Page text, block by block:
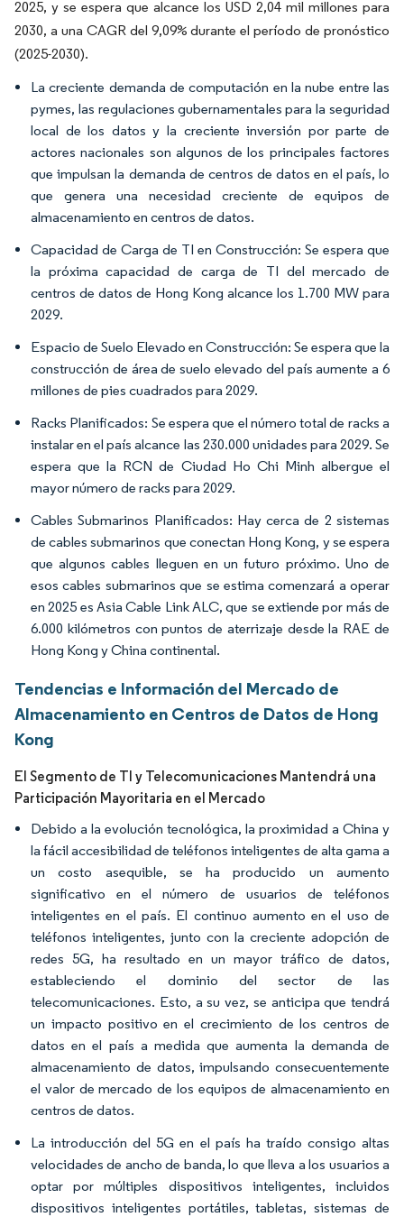
2025, y se espera que alcance los USD 2,04 mil millones para
2030, a una CAGR del 9,09% durante el período de pronóstico
(2025-2030).
La creciente demanda de computación en la nube entre las
pymes, las regulaciones gubernamentales para la seguridad
local de los datos y la creciente inversión por parte de
actores nacionales son algunos de los principales factores
que impulsan la demanda de centros de datos en el país, lo
que genera una necesidad creciente de equipos de
almacenamiento en centros de datos.
Capacidad de Carga de TI en Construcción: Se espera que
la próxima capacidad de carga de TI del mercado de
centros de datos de Hong Kong alcance los 1.700 MW para
2029.
Espacio de Suelo Elevado en Construcción: Se espera que la
construcción de área de suelo elevado del país aumente a 6
millones de pies cuadrados para 2029.
Racks Planificados: Se espera que el número total de racks a
instalar en el país alcance las 230.000 unidades para 2029. Se
espera que la RCN de Ciudad Ho Chi Minh albergue el
mayor número de racks para 2029.
Cables Submarinos Planificados: Hay cerca de 2 sistemas
de cables submarinos que conectan Hong Kong, y se espera
que algunos cables lleguen en un futuro próximo. Uno de
esos cables submarinos que se estima comenzará a operar
en 2025 es Asia Cable Link ALC, que se extiende por más de
6.000 kilómetros con puntos de aterrizaje desde la RAE de
Hong Kong y China continental.
Tendencias e Información del Mercado de
Almacenamiento en Centros de Datos de Hong
Kong
El Segmento de TI y Telecomunicaciones Mantendrá una
Participación Mayoritaria en el Mercado
Debido a la evolución tecnológica, la proximidad a China y
la fácil accesibilidad de teléfonos inteligentes de alta gama a
un costo asequible, se ha producido un aumento
significativo en el número de usuarios de teléfonos
inteligentes en el país. El continuo aumento en el uso de
teléfonos inteligentes, junto con la creciente adopción de
redes 5G, ha resultado en un mayor tráfico de datos,
estableciendo el dominio del sector de las
telecomunicaciones. Esto, a su vez, se anticipa que tendrá
un impacto positivo en el crecimiento de los centros de
datos en el país a medida que aumenta la demanda de
almacenamiento de datos, impulsando consecuentemente
el valor de mercado de los equipos de almacenamiento en
centros de datos.
La introducción del 5G en el país ha traído consigo altas
velocidades de ancho de banda, lo que lleva a los usuarios a
optar por múltiples dispositivos inteligentes, incluidos
dispositivos inteligentes portátiles, tabletas, sistemas de